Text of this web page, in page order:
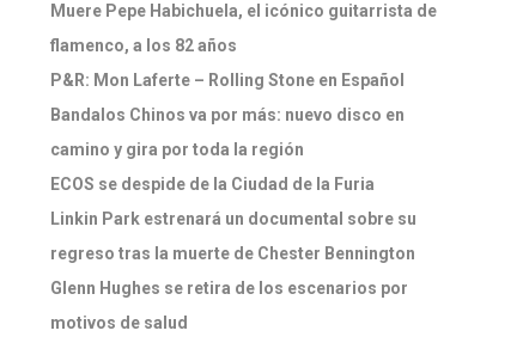
Muere Pepe Habichuela, el icónico guitarrista de
flamenco, a los 82 años
P&R: Mon Laferte – Rolling Stone en Español
Bandalos Chinos va por más: nuevo disco en
camino y gira por toda la región
ECOS se despide de la Ciudad de la Furia
Linkin Park estrenará un documental sobre su
regreso tras la muerte de Chester Bennington
Glenn Hughes se retira de los escenarios por
motivos de salud